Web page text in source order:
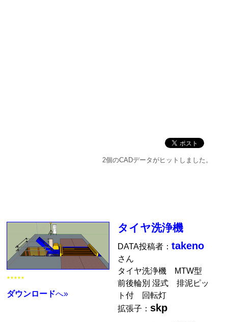
2個のCADデータがヒットしました。
★★★★★
ダウンロードへ»
タイヤ洗浄機
DATA投稿者：takeno
さん
タイヤ洗浄機 MTW型
前後輪別 湿式 排泥ピッ
ト付 回転灯
拡張子：skp